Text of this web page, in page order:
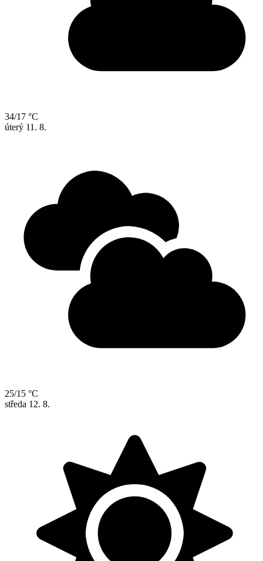
34/17 °C
úterý 11. 8.
25/15 °C
středa 12. 8.